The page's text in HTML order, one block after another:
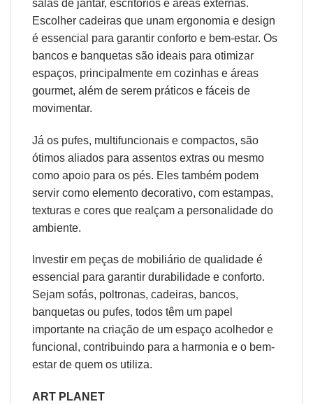
salas de jantar, escritórios e áreas externas.
Escolher cadeiras que unam ergonomia e design
é essencial para garantir conforto e bem-estar. Os
bancos e banquetas são ideais para otimizar
espaços, principalmente em cozinhas e áreas
gourmet, além de serem práticos e fáceis de
movimentar.
Já os pufes, multifuncionais e compactos, são
ótimos aliados para assentos extras ou mesmo
como apoio para os pés. Eles também podem
servir como elemento decorativo, com estampas,
texturas e cores que realçam a personalidade do
ambiente.
Investir em peças de mobiliário de qualidade é
essencial para garantir durabilidade e conforto.
Sejam sofás, poltronas, cadeiras, bancos,
banquetas ou pufes, todos têm um papel
importante na criação de um espaço acolhedor e
funcional, contribuindo para a harmonia e o bem-
estar de quem os utiliza.
ART PLANET